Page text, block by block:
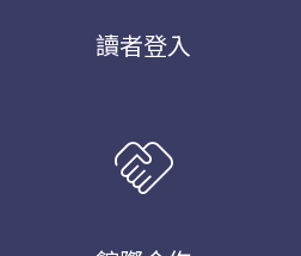
讀者登入
handshake